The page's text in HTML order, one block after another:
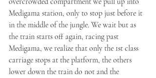
Medigama station, only to stop just before it
in the middle of the jungle. We wait but as
the train starts off again, racing past
Medigama, we realize that only the 1st class
carriage stops at the platform, the others
lower down the train do not and the